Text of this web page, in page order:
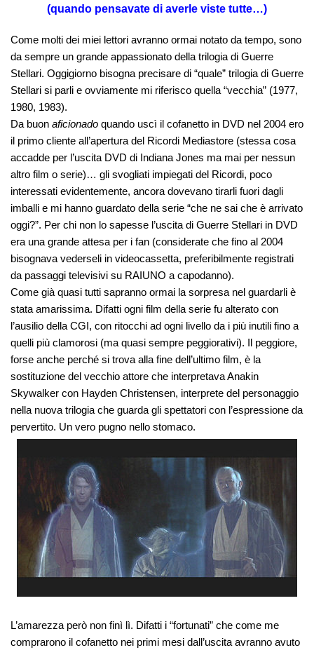
(quando pensavate di averle viste tutte…)
Come molti dei miei lettori avranno ormai notato da tempo, sono
da sempre un grande appassionato della trilogia di Guerre
Stellari. Oggigiorno bisogna precisare di “quale” trilogia di Guerre
Stellari si parli e ovviamente mi riferisco quella “vecchia” (1977,
1980, 1983).
Da buon aficionado quando uscì il cofanetto in DVD nel 2004 ero
il primo cliente all’apertura del Ricordi Mediastore (stessa cosa
accadde per l’uscita DVD di Indiana Jones ma mai per nessun
altro film o serie)… gli svogliati impiegati del Ricordi, poco
interessati evidentemente, ancora dovevano tirarli fuori dagli
imballi e mi hanno guardato della serie “che ne sai che è arrivato
oggi?”. Per chi non lo sapesse l’uscita di Guerre Stellari in DVD
era una grande attesa per i fan (considerate che fino al 2004
bisognava vederseli in videocassetta, preferibilmente registrati
da passaggi televisivi su RAIUNO a capodanno).
Come già quasi tutti sapranno ormai la sorpresa nel guardarli è
stata amarissima. Difatti ogni film della serie fu alterato con
l’ausilio della CGI, con ritocchi ad ogni livello da i più inutili fino a
quelli più clamorosi (ma quasi sempre peggiorativi). Il peggiore,
forse anche perché si trova alla fine dell’ultimo film, è la
sostituzione del vecchio attore che interpretava Anakin
Skywalker con Hayden Christensen, interprete del personaggio
nella nuova trilogia che guarda gli spettatori con l’espressione da
pervertito. Un vero pugno nello stomaco.
L’amarezza però non finì lì. Difatti i “fortunati” che come me
comprarono il cofanetto nei primi mesi dall’uscita avranno avuto